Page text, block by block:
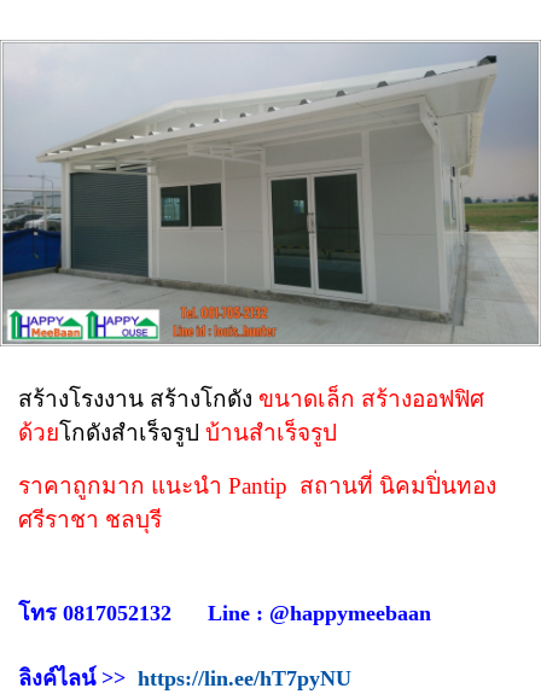
สร้างโรงงาน สร้างโกดัง ขนาดเล็ก สร้างออฟฟิศ
ด้วยโกดังสำเร็จรูป บ้านสำเร็จรูป
ราคาถูกมาก แนะนำ Pantip สถานที่ นิคมปิ่นทอง
ศรีราชา ชลบุรี
โทร 0817052132 Line : @happymeebaan
ลิงค์ไลน์ >> https://lin.ee/hT7pyNU